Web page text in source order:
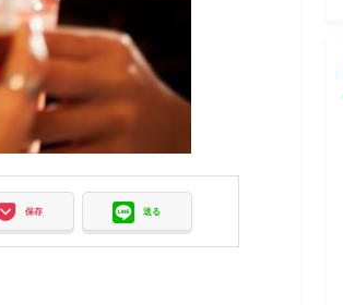
保存 送る